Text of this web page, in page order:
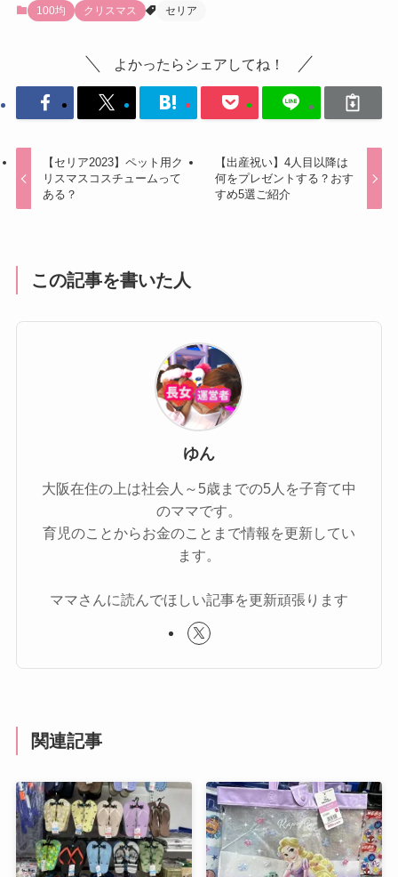
100均 クリスマス セリア
よかったらシェアしてね！
【セリア2023】ペット用ク
リスマスコスチュームって
ある？
【出産祝い】4人目以降は
何をプレゼントする？おす
すめ5選ご紹介
この記事を書いた人
ゆん
大阪在住の上は社会人～5歳までの5人を子育て中
のママです。
育児のことからお金のことまで情報を更新してい
ます。
ママさんに読んでほしい記事を更新頑張ります
関連記事